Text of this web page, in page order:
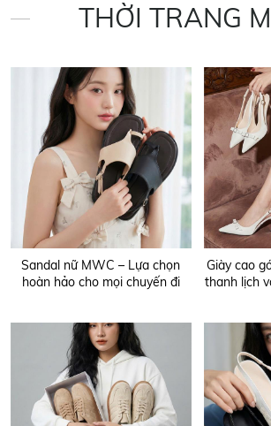
THỜI TRANG
Sandal nữ MWC – Lựa chọn
hoàn hảo cho mọi chuyến đi
Giày cao
thanh lịch